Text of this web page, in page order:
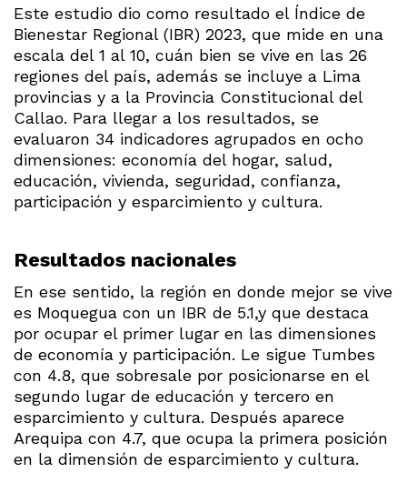
Este estudio dio como resultado el Índice de
Bienestar Regional (IBR) 2023, que mide en una
escala del 1 al 10, cuán bien se vive en las 26
regiones del país, además se incluye a Lima
provincias y a la Provincia Constitucional del
Callao. Para llegar a los resultados, se
evaluaron 34 indicadores agrupados en ocho
dimensiones: economía del hogar, salud,
educación, vivienda, seguridad, confianza,
participación y esparcimiento y cultura.
Resultados nacionales
En ese sentido, la región en donde mejor se vive
es Moquegua con un IBR de 5.1,y que destaca
por ocupar el primer lugar en las dimensiones
de economía y participación. Le sigue Tumbes
con 4.8, que sobresale por posicionarse en el
segundo lugar de educación y tercero en
esparcimiento y cultura. Después aparece
Arequipa con 4.7, que ocupa la primera posición
en la dimensión de esparcimiento y cultura.